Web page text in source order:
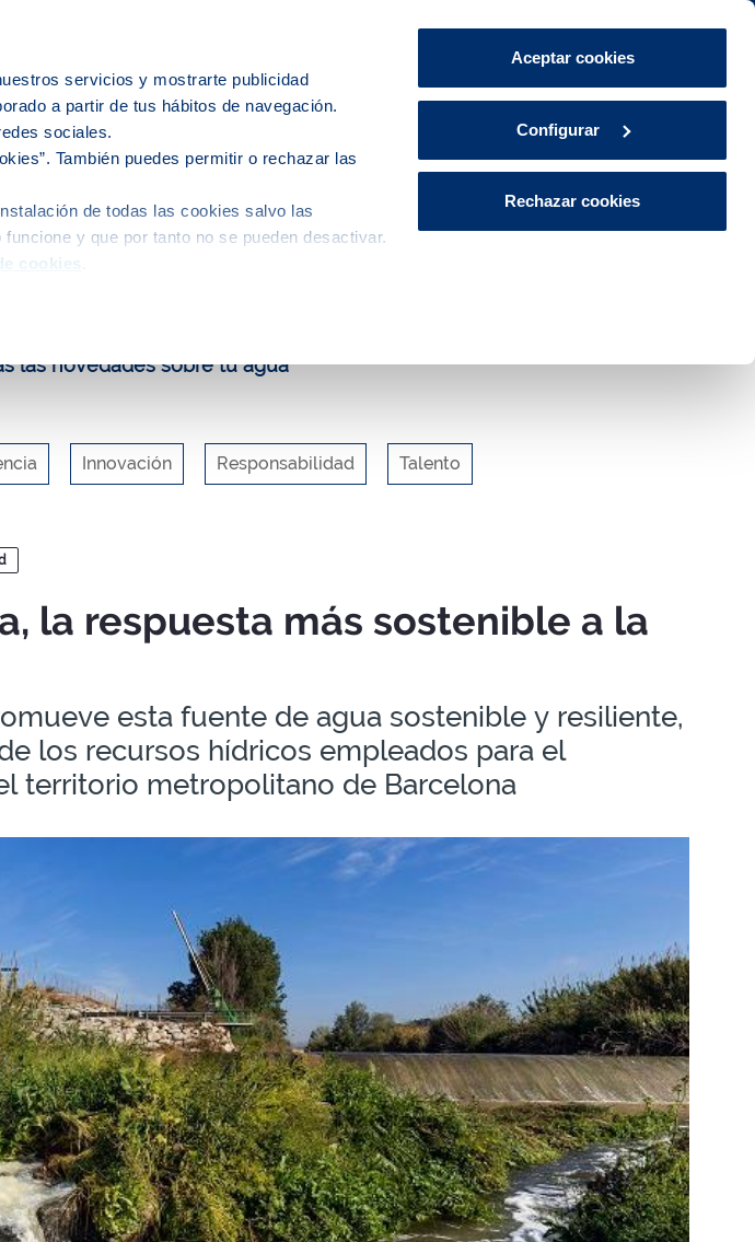
servicios y mostrarte publicidad
a partir de tus hábitos de navegación.
sociales.
También puedes permitir o rechazar las
de todas las cookies salvo las
y que por tanto no se pueden desactivar.
cookies
Aceptar cookies
Configurar
Rechazar cookies
CA ES Área de Clientes
El agua en tu ciudad Explora, educa y participa Contacto
regenerada, la respuesta más sostenible a la sequía
las novedades sobre tu agua
Innovación Responsabilidad Talento
la respuesta más sostenible a la
esta fuente de agua sostenible y resiliente,
los recursos hídricos empleados para el
territorio metropolitano de Barcelona